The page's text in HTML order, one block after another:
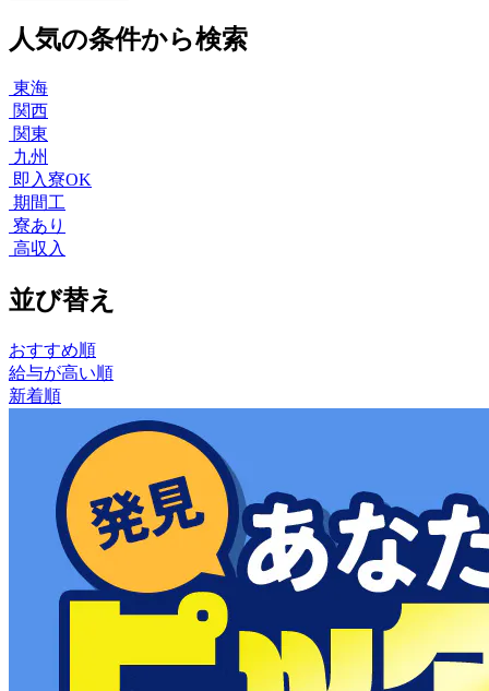
人気の条件から検索
東海
関西
関東
九州
即入寮OK
期間工
寮あり
高収入
並び替え
おすすめ順
給与が高い順
新着順